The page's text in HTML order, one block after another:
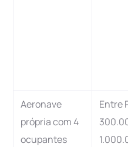
Aeronave
própria com 4
ocupantes
Entre